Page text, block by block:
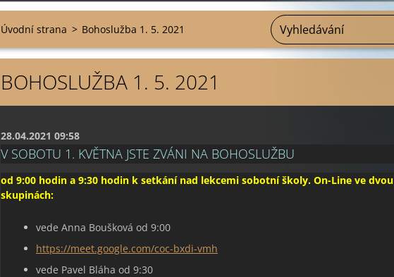
Úvodní strana > Bohoslužba 1. 5. 2021
BOHOSLUŽBA 1. 5. 2021
28.04.2021 09:58
V SOBOTU 1. KVĚTNA JSTE ZVÁNI NA BOHOSLUŽBU
od 9:00 hodin a 9:30 hodin k setkání nad lekcemi sobotní školy. On-Line ve dvou
skupinách:
vede Anna Boušková od 9:00
https://meet.google.com/coc-bxdi-vmh
vede Pavel Bláha od 9:30